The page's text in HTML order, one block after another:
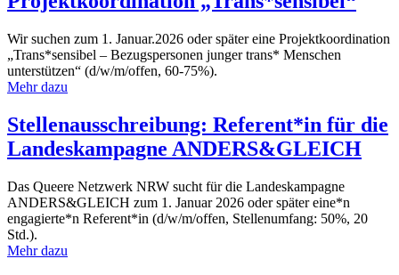
Wir suchen zum 1. Januar.2026 oder später eine Projektkoordination
„Trans*sensibel – Bezugspersonen junger trans* Menschen
unterstützen“ (d/w/m/offen, 60-75%).
Mehr dazu
Stellenausschreibung: Referent*in für die
Landeskampagne ANDERS&GLEICH
Das Queere Netzwerk NRW sucht für die Landeskampagne
ANDERS&GLEICH zum 1. Januar 2026 oder später eine*n
engagierte*n Referent*in (d/w/m/offen, Stellenumfang: 50%, 20
Std.).
Mehr dazu